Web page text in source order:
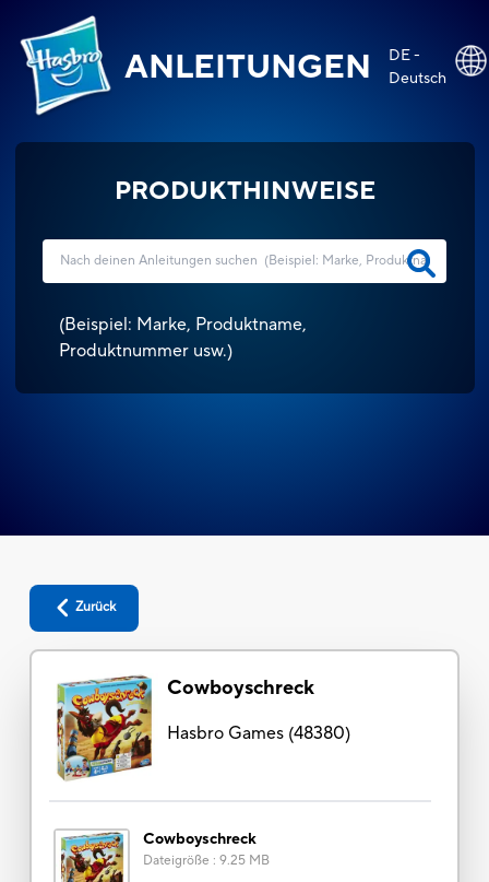
ANLEITUNGEN
DE -
Deutsch
PRODUKTHINWEISE
(Beispiel: Marke, Produktname,
Produktnummer usw.)
Zurück
Cowboyschreck
Hasbro Games(48380)
Cowboyschreck
Dateigröße : 9.25 MB